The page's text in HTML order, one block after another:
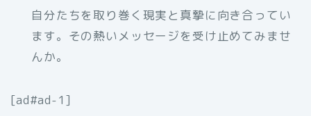
自分たちを取り巻く現実と真摯に向き合ってい
ます。その熱いメッセージを受け止めてみませ
んか。
[ad#ad-1]